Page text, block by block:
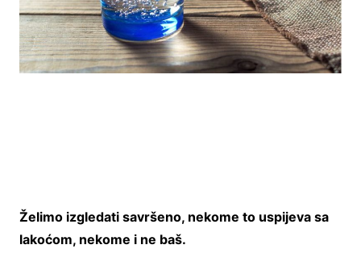
Želimo izgledati savršeno, nekome to uspijeva sa
lakoćom, nekome i ne baš.